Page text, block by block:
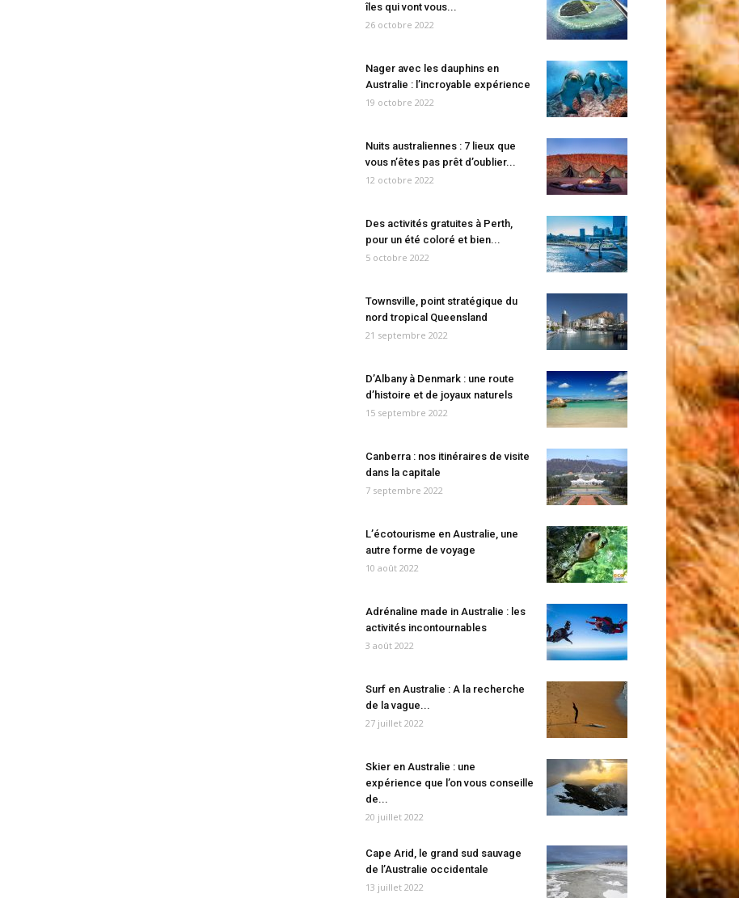
îles qui vont vous...
26 octobre 2022
Nager avec les dauphins en
Australie : l’incroyable expérience
19 octobre 2022
Nuits australiennes : 7 lieux que
vous n’êtes pas prêt d’oublier...
12 octobre 2022
Des activités gratuites à Perth,
pour un été coloré et bien...
5 octobre 2022
Townsville, point stratégique du
nord tropical Queensland
21 septembre 2022
D’Albany à Denmark : une route
d’histoire et de joyaux naturels
15 septembre 2022
Canberra : nos itinéraires de visite
dans la capitale
7 septembre 2022
L’écotourisme en Australie, une
autre forme de voyage
10 août 2022
Adrénaline made in Australie : les
activités incontournables
3 août 2022
Surf en Australie : A la recherche
de la vague...
27 juillet 2022
Skier en Australie : une
expérience que l’on vous conseille
de...
20 juillet 2022
Cape Arid, le grand sud sauvage
de l’Australie occidentale
13 juillet 2022